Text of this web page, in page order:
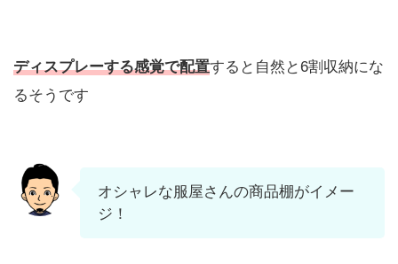
ディスプレーする感覚で配置すると自然と6割収納にな
るそうです
オシャレな服屋さんの商品棚がイメー
ジ！